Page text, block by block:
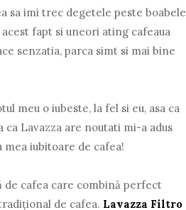
sa imi trec degetele peste boabele
fapt si uneori ating cafeaua
senzatia, parca simt si mai bine
meu o iubeste, la fel si eu, asa ca
Lavazza are noutati mi-a adus
iubitoare de cafea!
de cafea care combină perfect
de cafea. Lavazza Filtro